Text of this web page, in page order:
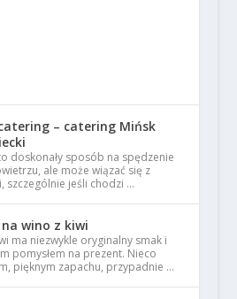
– catering Mińsk
doskonały sposób na spędzenie
ale może wiązać się z
szczególnie jeśli chodzi …
na wino z kiwi
ma niezwykle oryginalny smak i
pomysłem na prezent. Nieco
pięknym zapachu, przypadnie …